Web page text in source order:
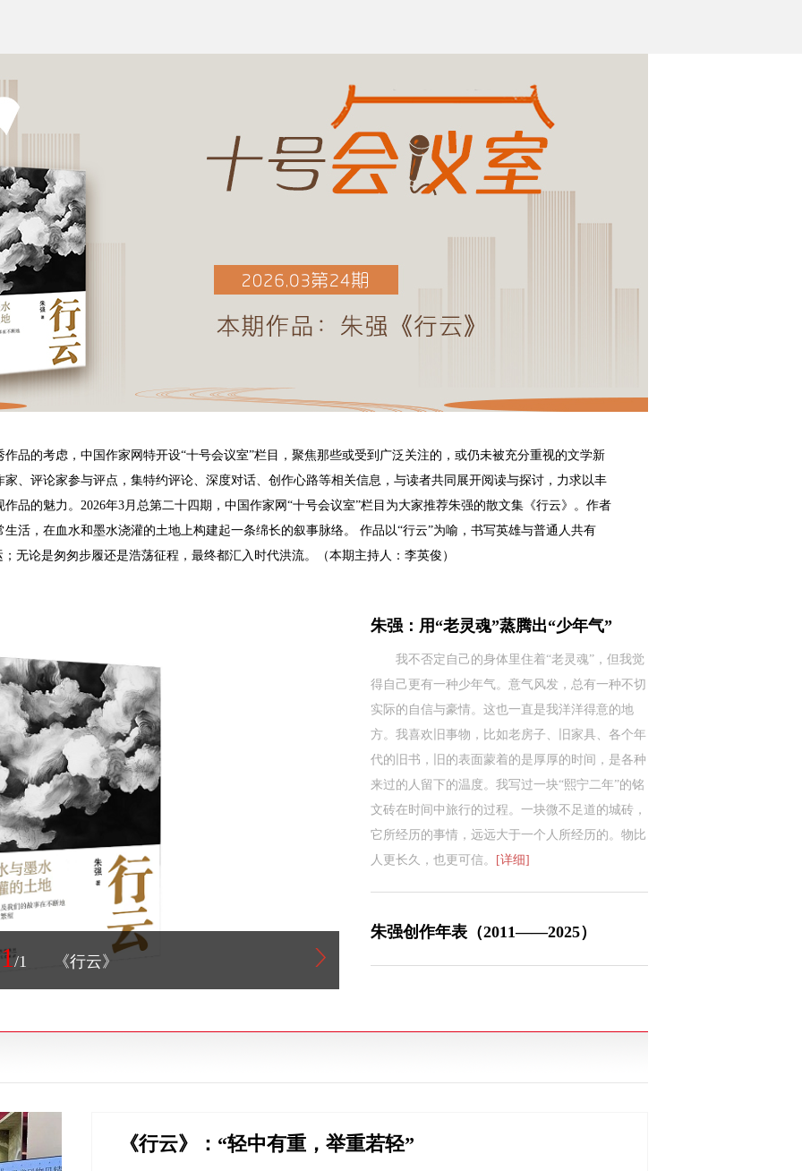
作品的考虑，中国作家网特开设“十号会议室”栏目，聚焦那些或受到广泛关注的，或仍未被充分重视的文学新
家、评论家参与评点，集特约评论、深度对话、创作心路等相关信息，与读者共同展开阅读与探讨，力求以丰
作品的魅力。2026年3月总第二十四期，中国作家网“十号会议室”栏目为大家推荐朱强的散文集《行云》。作者
生活，在血水和墨水浇灌的土地上构建起一条绵长的叙事脉络。 作品以“行云”为喻，书写英雄与普通人共有
；无论是匆匆步履还是浩荡征程，最终都汇入时代洪流。（本期主持人：李英俊）
1/1 《行云》
朱强：用“老灵魂”蒸腾出“少年气”
我不否定自己的身体里住着“老灵魂”，但我觉
得自己更有一种少年气。意气风发，总有一种不切
实际的自信与豪情。这也一直是我洋洋得意的地
方。我喜欢旧事物，比如老房子、旧家具、各个年
代的旧书，旧的表面蒙着的是厚厚的时间，是各种
来过的人留下的温度。我写过一块“熙宁二年”的铭
文砖在时间中旅行的过程。一块微不足道的城砖，
它所经历的事情，远远大于一个人所经历的。物比
人更长久，也更可信。
[详细]
朱强创作年表（2011——2025）
《行云》：“轻中有重，举重若轻”